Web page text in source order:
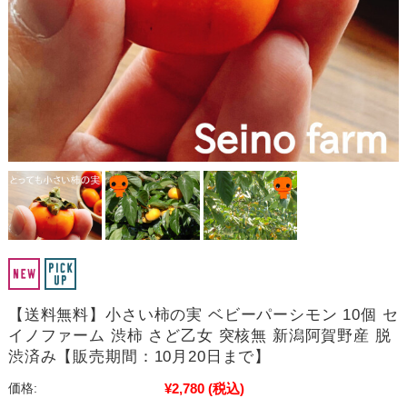
【送料無料】小さい柿の実 ベビーパーシモン 10個 セ
イノファーム 渋柿 さど乙女 突核無 新潟阿賀野産 脱
渋済み【販売期間：10月20日まで】
価格: ¥2,780 (税込)